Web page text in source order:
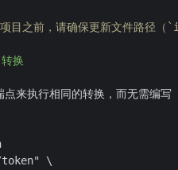
项目之前，请确保更新文件路
换
来执行相同的转换，而无需编写
token" \